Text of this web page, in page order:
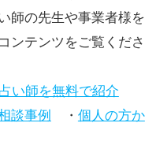
師の先生や事業者様を
ンテンツをご覧くださ
い師を無料で紹介
談事例 ・ 個人の方か